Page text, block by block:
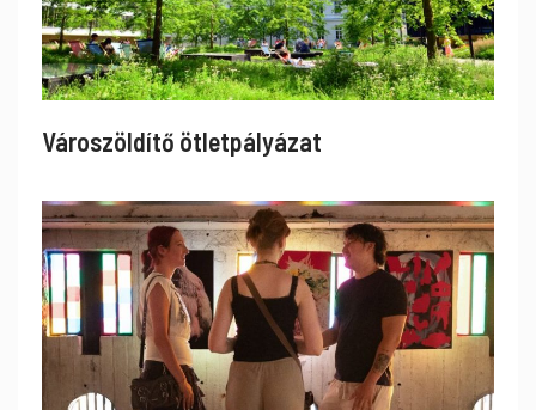
Városzöldítő ötletpályázat